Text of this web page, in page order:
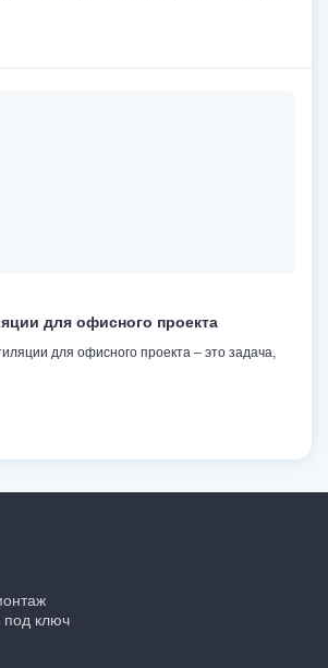
для офисного проекта
для офисного проекта – это задача,
под ключ